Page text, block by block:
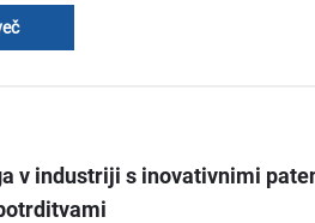
elektroniko in potrošniške
več.
v industriji s inovativnimi